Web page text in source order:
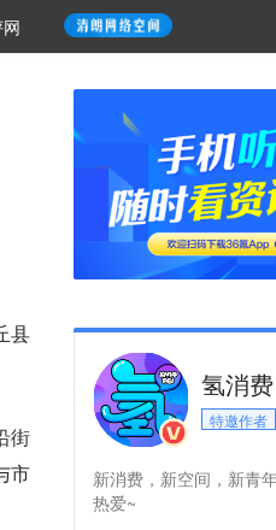
县
街
市
氢消费
特邀作者
新消费，新空间，新青
热爱~